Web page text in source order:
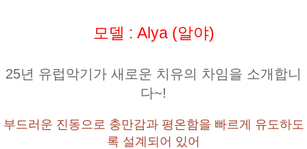
모델 : Alya (알야)
25년 유럽악기가 새로운 치유의 차임을 소개합니
다~!
부드러운 진동으로 충만감과 평온함을 빠르게 유도하도
록 설계되어 있어